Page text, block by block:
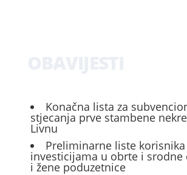
Konačna lista za
stjecanja prve stambene
Livnu
Preliminarne liste
investicijama u obrte i srodne
i žene poduzetnice